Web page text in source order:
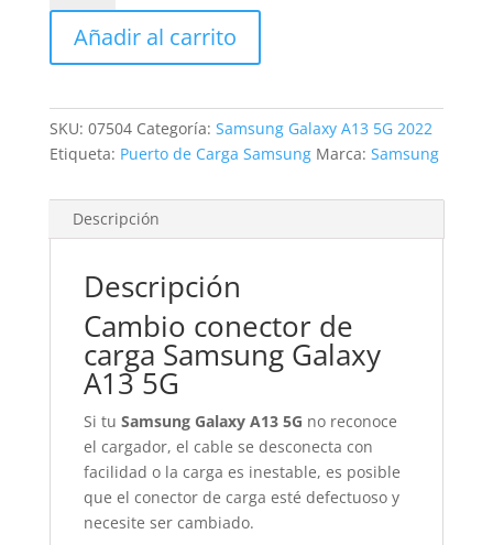
carga
Samsung
Galaxy
5G
cantidad
Añadir al carrito
SKU: 07504 Categoría: Samsung Galaxy A13 5G 2022
Etiqueta: Puerto de Carga Samsung Marca: Samsung
Descripción
Descripción
Cambio conector de
carga Samsung Galaxy
A13 5G
Si tu Samsung Galaxy A13 5G no reconoce
el cargador, el cable se desconecta con
facilidad o la carga es inestable, es posible
que el conector de carga esté defectuoso y
necesite ser cambiado.